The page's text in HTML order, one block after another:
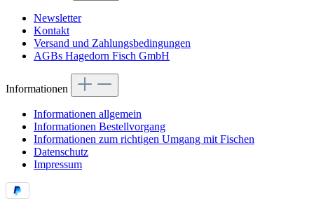
Newsletter
Kontakt
Versand und Zahlungsbedingungen
AGBs Hagedorn Fisch GmbH
Informationen
Informationen allgemein
Informationen Bestellvorgang
Informationen zum richtigen Umgang mit Fischen
Datenschutz
Impressum